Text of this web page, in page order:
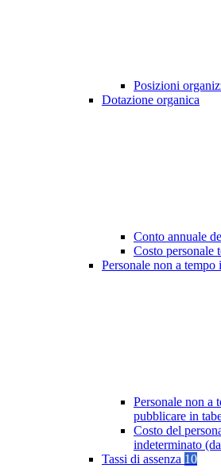
Posizioni
Dotazione organica
Conto annuale
Costo personale
Personale non a tempo
Personale non a
pubblicare in
Costo del
indeterminato
Tassi di assenza 10